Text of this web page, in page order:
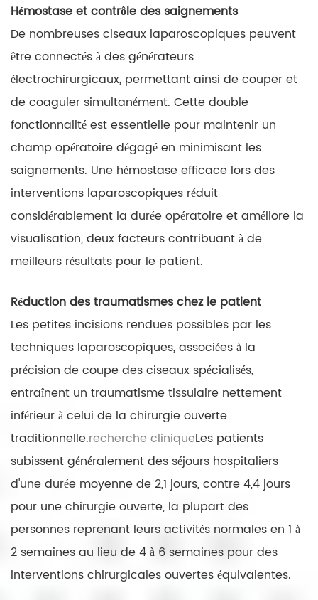
Hémostase et contrôle des saignements
De nombreuses ciseaux laparoscopiques peuvent
être connectés à des générateurs
électrochirurgicaux, permettant ainsi de couper et
de coaguler simultanément. Cette double
fonctionnalité est essentielle pour maintenir un
champ opératoire dégagé en minimisant les
saignements. Une hémostase efficace lors des
interventions laparoscopiques réduit
considérablement la durée opératoire et améliore la
visualisation, deux facteurs contribuant à de
meilleurs résultats pour le patient.
Réduction des traumatismes chez le patient
Les petites incisions rendues possibles par les
techniques laparoscopiques, associées à la
précision de coupe des ciseaux spécialisés,
entraînent un traumatisme tissulaire nettement
inférieur à celui de la chirurgie ouverte
traditionnelle.recherche cliniqueLes patients
subissent généralement des séjours hospitaliers
d'une durée moyenne de 2,1 jours, contre 4,4 jours
pour une chirurgie ouverte, la plupart des
personnes reprenant leurs activités normales en 1 à
2 semaines au lieu de 4 à 6 semaines pour des
interventions chirurgicales ouvertes équivalentes.